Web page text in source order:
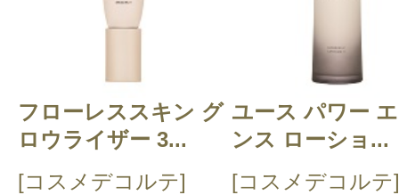
フローレススキン グ
ロウライザー 3...
[コスメデコルテ]
ユース パワー
ンス ローショ...
[コスメデコルテ]